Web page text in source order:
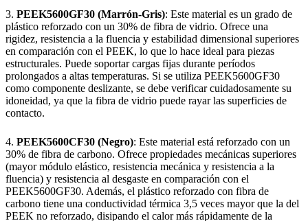
3. PEEK5600GF30 (Marrón-Gris): Este material es un grado de
plástico reforzado con un 30% de fibra de vidrio. Ofrece una
rigidez, resistencia a la fluencia y estabilidad dimensional superiores
en comparación con el PEEK, lo que lo hace ideal para piezas
estructurales. Puede soportar cargas fijas durante períodos
prolongados a altas temperaturas. Si se utiliza PEEK5600GF30
como componente deslizante, se debe verificar cuidadosamente su
idoneidad, ya que la fibra de vidrio puede rayar las superficies de
contacto.
4. PEEK5600CF30 (Negro): Este material está reforzado con un
30% de fibra de carbono. Ofrece propiedades mecánicas superiores
(mayor módulo elástico, resistencia mecánica y resistencia a la
fluencia) y resistencia al desgaste en comparación con el
PEEK5600GF30. Además, el plástico reforzado con fibra de
carbono tiene una conductividad térmica 3,5 veces mayor que la del
PEEK no reforzado, disipando el calor más rápidamente de la